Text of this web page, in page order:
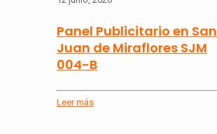
Panel Publicitario en San
Juan de Miraflores SJM
004-B
Leer más